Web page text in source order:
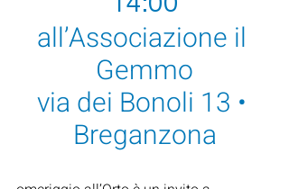
all’Associazione il
Gemmo
via dei Bonoli 13 •
Breganzona